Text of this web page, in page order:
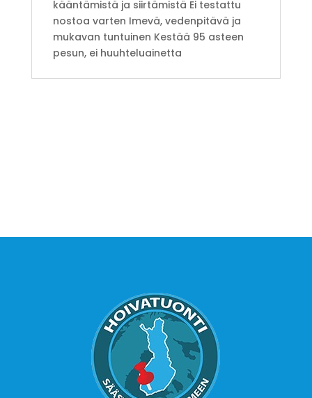
kääntämistä ja siirtämistä Ei testattu
nostoa varten Imevä, vedenpitävä ja
mukavan tuntuinen Kestää 95 asteen
pesun, ei huuhteluainetta